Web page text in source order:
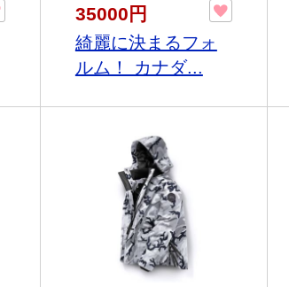
35000円
綺麗に決まるフォ
ルム！ カナダ...